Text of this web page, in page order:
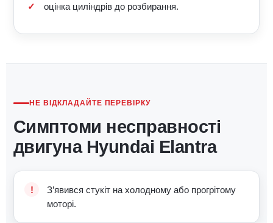
оцінка циліндрів до розбирання.
НЕ ВІДКЛАДАЙТЕ ПЕРЕВІРКУ
Симптоми несправності
двигуна Hyundai Elantra
З’явився стукіт на холодному або прогрітому
моторі.